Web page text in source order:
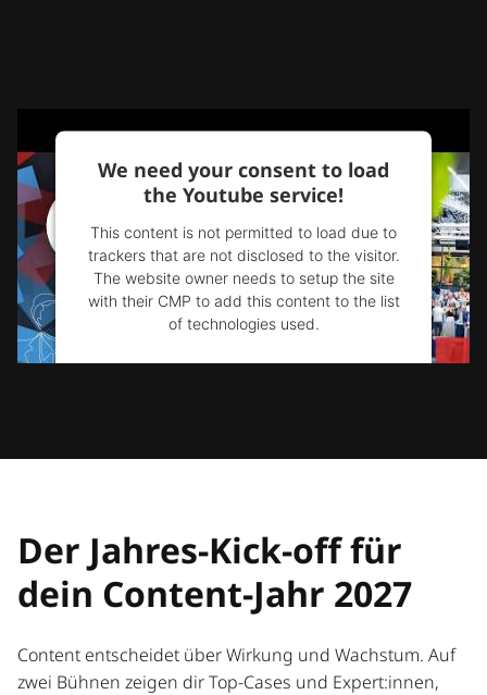
We need your consent to load
the Youtube service!
This content is not permitted to load due to
trackers that are not disclosed to the visitor.
The website owner needs to setup the site
with their CMP to add this content to the list
of technologies used.
Powered byUsercentrics Consent
Der Jahres-Kick-off für
dein Content-Jahr 2027
Content entscheidet über Wirkung und Wachstum. Auf
zwei Bühnen zeigen dir Top-Cases und Expert:innen,